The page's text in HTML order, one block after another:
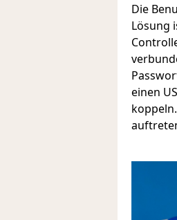
Die
Lösung
einen